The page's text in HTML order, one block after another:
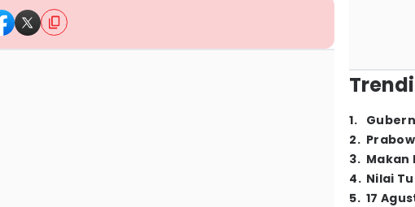
1.
2.
3. Makan
4. Nilai
5. 17